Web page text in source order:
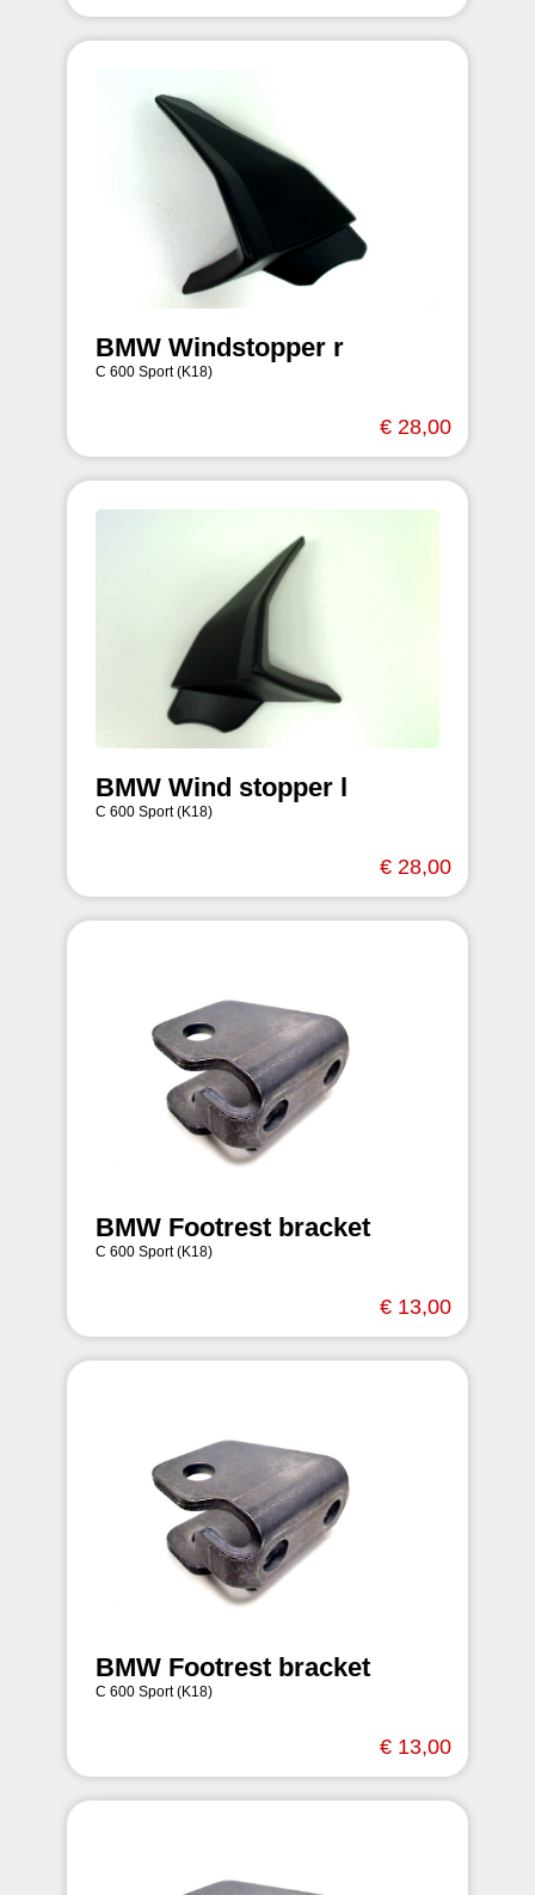
BMW Windstopper r
C 600 Sport (K18)
€ 28,00
BMW Wind stopper l
C 600 Sport (K18)
€ 28,00
BMW Footrest bracket
C 600 Sport (K18)
€ 13,00
BMW Footrest bracket
C 600 Sport (K18)
€ 13,00